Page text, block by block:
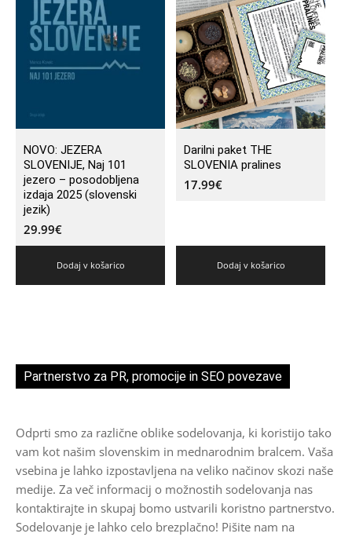
NOVO: JEZERA
SLOVENIJE, Naj 101
jezero – posodobljena
izdaja 2025 (slovenski
jezik)
29.99€
Dodaj v košarico
Darilni paket THE
SLOVENIA pralines
17.99€
Dodaj v košarico
Partnerstvo za PR, promocije in SEO povezave
Odprti smo za različne oblike sodelovanja, ki koristijo tako
vam kot našim slovenskim in mednarodnim bralcem. Vaša
vsebina je lahko izpostavljena na veliko načinov skozi naše
medije. Za več informacij o možnostih sodelovanja nas
kontaktirajte in skupaj bomo ustvarili koristno partnerstvo.
Sodelovanje je lahko celo brezplačno! Pišite nam na